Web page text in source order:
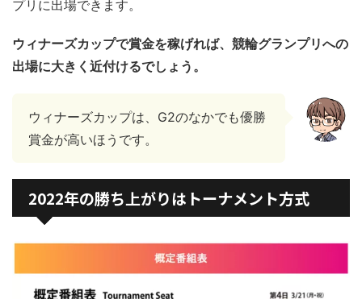
プリに出場できます。
ウィナーズカップで賞金を稼げれば、競輪グランプリへの
出場に大きく近付けるでしょう。
ウィナーズカップは、G2のなかでも優勝
賞金が高いほうです。
2022年の勝ち上がりはトーナメント方式